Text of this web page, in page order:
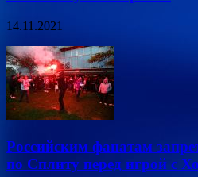
14.11.2021
Российским фанатам
по Сплиту перед игрой с